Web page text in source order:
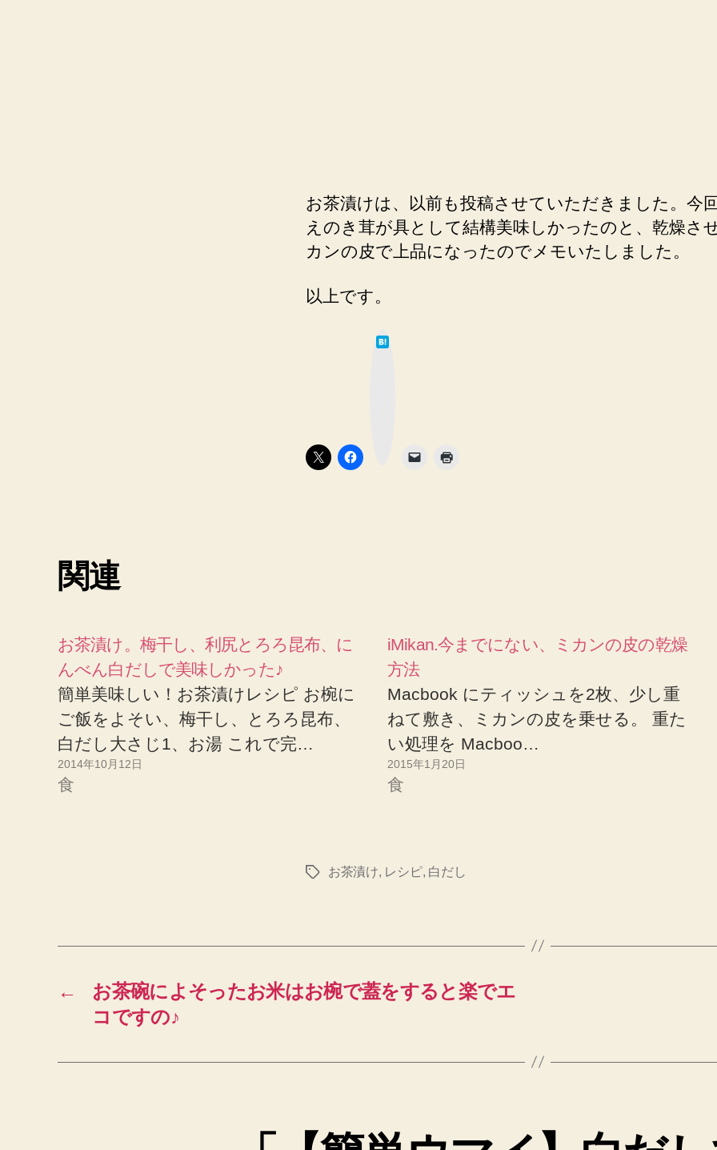
お茶漬けは、以前も投稿させていただきました。今回
えのき茸が具として結構美味しかったのと、乾燥さ
カンの皮で上品になったのでメモいたしました。
以上です。
関連
お茶漬け。梅干し、利尻とろろ昆布、に
んべん白だしで美味しかった♪
簡単美味しい！お茶漬けレシピ お椀に
ご飯をよそい、梅干し、とろろ昆布、
白だし大さじ1、お湯 これで完…
2014年10月12日
食
iMikan.今までにない、ミカンの皮の乾燥
方法
Macbook にティッシュを2枚、少し重
ねて敷き、ミカンの皮を乗せる。 重た
い処理を Macboo…
2015年1月20日
食
タ
お茶漬け, レシピ, 白だし
←
お茶碗によそったお米はお椀で蓋をすると楽でエ
コですの♪